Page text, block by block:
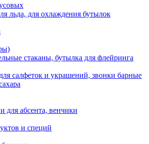
льда, для охлаждения бутылок
стаканы, бутылка для флейринга
салфеток и украшений, звонки барные
для абсента, венчики
и специй